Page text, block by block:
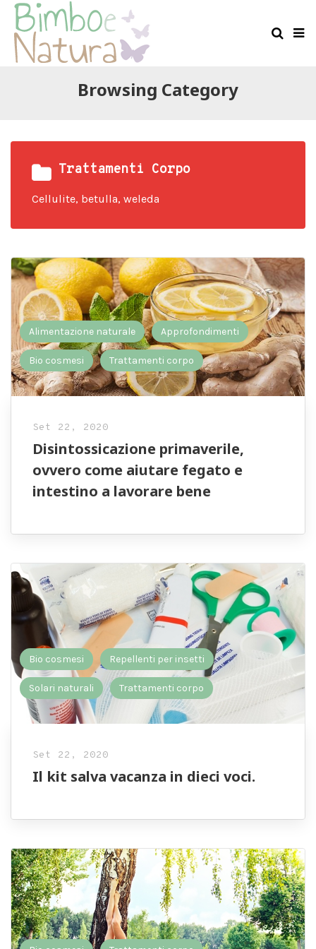
Browsing Category
Trattamenti Corpo
Cellulite, betulla, weleda
Alimentazione naturale Approfondimenti
Bio cosmesi Trattamenti corpo
Set 22, 2020
Disintossicazione primaverile,
ovvero come aiutare fegato e
intestino a lavorare bene
Bio cosmesi Repellenti per insetti
Solari naturali Trattamenti corpo
Set 22, 2020
Il kit salva vacanza in dieci voci.